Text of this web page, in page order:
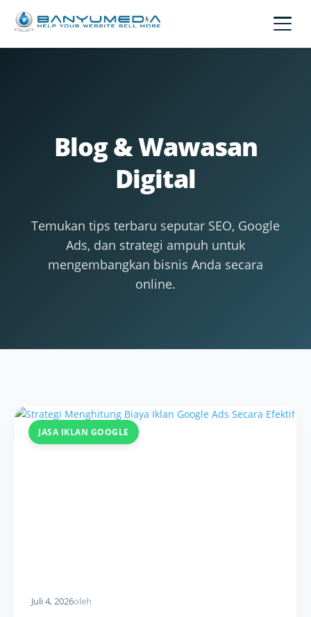
Blog & Wawasan
Digital
Temukan tips terbaru seputar SEO, Google
Ads, dan strategi ampuh untuk
mengembangkan bisnis Anda secara
online.
JASA IKLAN GOOGLE
Juli 4, 2026oleh